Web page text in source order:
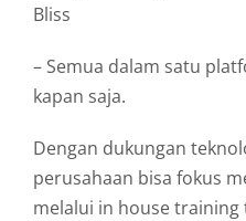
Bliss
– Semua dalam satu
kapan saja.
Dengan dukungan
perusahaan bisa fokus
melalui in house